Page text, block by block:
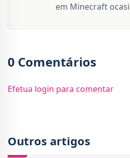
em Minecraft
0 Comentários
Efetua login para comentar
Outros artigos